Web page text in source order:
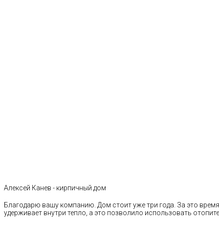
Алексей Канев - кирпичный дом
Благодарю вашу компанию. Дом стоит уже три года. За это
удерживает внутри тепло, а это позволило использовать